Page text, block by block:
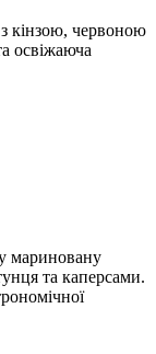
кінзою, червоною
освіжаюча
мариновану
та каперсами.